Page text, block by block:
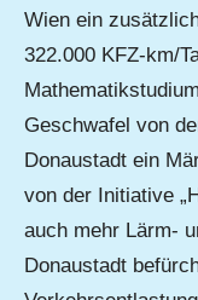
Wien ein
322.000 KFZ-km/
Geschwafel von
Donaustadt ein
von der Initiative
auch mehr Lärm-
Donaustadt